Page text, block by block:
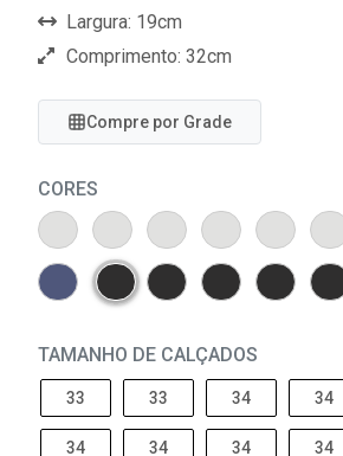
Largura: 19cm
Comprimento: 32cm
Compre por Grade
CORES
TAMANHO DE CALÇADOS
33 33 34 34
34 34 34 34